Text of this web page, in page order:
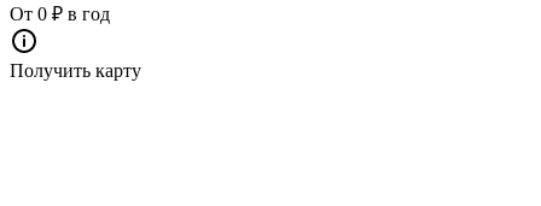
От 0 ₽ в год
Получить карту